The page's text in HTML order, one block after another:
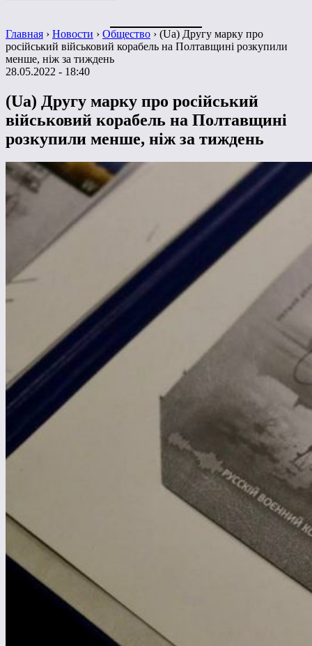
Главная › Новости › Общество › (Ua) Другу марку про
російський військовий корабель на Полтавщині розкупили
менше, ніж за тиждень
28.05.2022 - 18:40
(Ua) Другу марку про російський
військовий корабель на Полтавщині
розкупили менше, ніж за тиждень